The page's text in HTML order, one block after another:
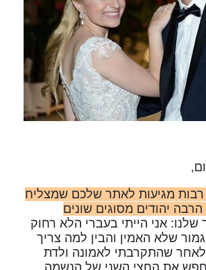
רבות מגיעות לאתר שלכם שמצליח
יהודים מסוגים שונים
שלנו: אני הייתי בעברי הלא רחוק
גמור שלא האמין והבין למה צריך
שהתקרבתי לאמונה ולדת
את החצי השני של הנשמה